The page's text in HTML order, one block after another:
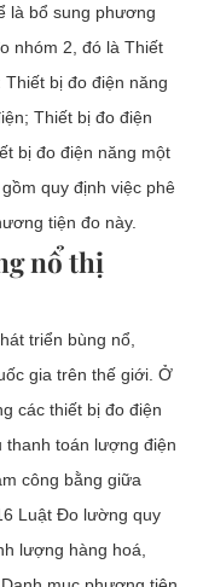
là bổ sung phương
nhóm 2, đó là Thiết
bị đo điện năng
Thiết bị đo điện
bị đo điện năng một
quy định việc phê
tiện đo này.
nổ thị
triển bùng nổ,
gia trên thế giới. Ở
các thiết bị đo điện
thanh toán lượng điện
công bằng giữa
Luật Đo lường quy
lượng hàng hoá,